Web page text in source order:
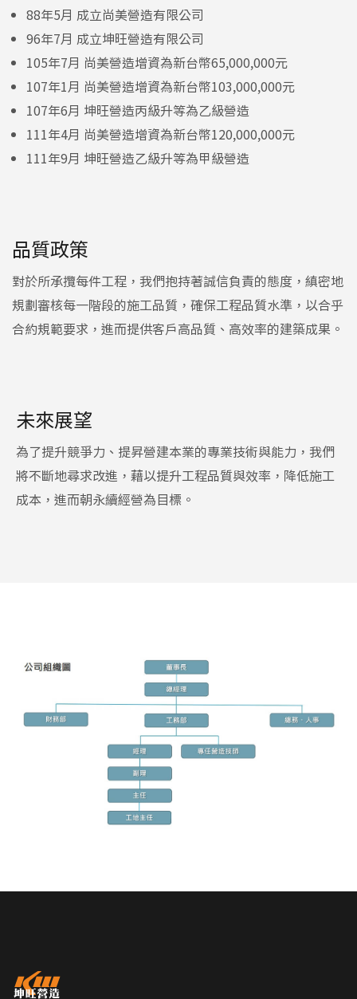
88年5月 成立尚美營造有限公司
96年7月 成立坤旺營造有限公司
105年7月 尚美營造增資為新台幣65,000,000元
107年1月 尚美營造增資為新台幣103,000,000元
107年6月 坤旺營造丙級升等為乙級營造
111年4月 尚美營造增資為新台幣120,000,000元
111年9月 坤旺營造乙級升等為甲級營造
品質政策
對於所承攬每件工程，我們抱持著誠信負責的態度，縝密地
規劃審核每一階段的施工品質，確保工程品質水準，以合乎
合約規範要求，進而提供客戶高品質、高效率的建築成果。
未來展望
為了提升競爭力、提昇營建本業的專業技術與能力，我們
將不斷地尋求改進，藉以提升工程品質與效率，降低施工
成本，進而朝永續經營為目標。